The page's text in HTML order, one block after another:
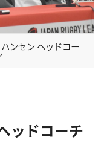
ンセン ヘッドコー
ッドコーチ